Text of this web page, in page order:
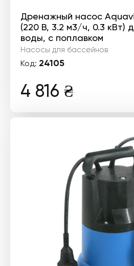
Дренажный насос
(220 В, 3.2 м3/ч, 0.3 кВт)
воды, с поплавком
Насосы для бассейнов
Код: 24105
4 816 ₴